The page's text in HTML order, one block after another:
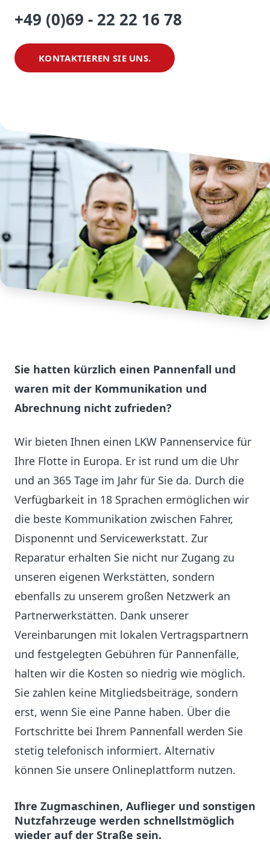
+49 (0)69 - 22 22 16 78
KONTAKTIEREN SIE UNS.
Sie hatten kürzlich einen Pannenfall und
waren mit der Kommunikation und
Abrechnung nicht zufrieden?
Wir bieten Ihnen einen LKW Pannenservice für
Ihre Flotte in Europa. Er ist rund um die Uhr
und an 365 Tage im Jahr für Sie da. Durch die
Verfügbarkeit in 18 Sprachen ermöglichen wir
die beste Kommunikation zwischen Fahrer,
Disponennt und Servicewerkstatt. Zur
Reparatur erhalten Sie nicht nur Zugang zu
unseren eigenen Werkstätten, sondern
ebenfalls zu unserem großen Netzwerk an
Partnerwerkstätten. Dank unserer
Vereinbarungen mit lokalen Vertragspartnern
und festgelegten Gebühren für Pannenfälle,
halten wir die Kosten so niedrig wie möglich.
Sie zahlen keine Mitgliedsbeiträge, sondern
erst, wenn Sie eine Panne haben. Über die
Fortschritte bei Ihrem Pannenfall werden Sie
stetig telefonisch informiert. Alternativ
können Sie unsere Onlineplattform nutzen.
Ihre Zugmaschinen, Auflieger und sonstigen
Nutzfahrzeuge werden schnellstmöglich
wieder auf der Straße sein.